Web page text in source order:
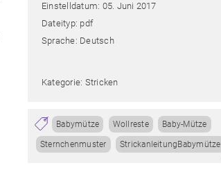
Einstelldatum: 05. Juni 2017
Dateityp: pdf
Sprache: Deutsch
Kategorie: Stricken
Babymütze Wollreste Baby-Mütze
Sternchenmuster StrickanleitungBabymütze